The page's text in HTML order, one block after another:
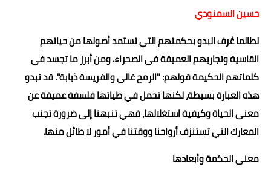
حسين السمنودي
لطالما عُرف البدو بحكمتهم التي تستمد أصولها من حياتهم
القاسية وتجاربهم العميقة في الصحراء. ومن أبرز ما تجسد في
كلماتهم الحكيمة قولهم: "الرمح غالي والفريسة ذبابة". قد تبدو
هذه العبارة بسيطة، لكنها تحمل في طياتها فلسفة عميقة عن
معنى الحياة وكيفية استغلالها، فهي تنبهنا إلى ضرورة تجنب
المعارك التي تستنزف أرواحنا ووقتنا في أمور لا طائل منها.
معنى الحكمة وأبعادها